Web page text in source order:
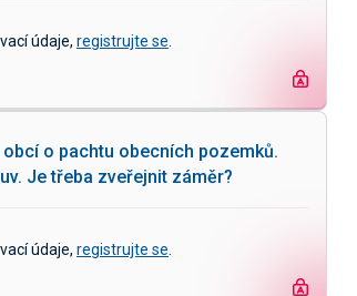
údaje, registrujte se
o pachtu obecních pozemků.
Je třeba zveřejnit záměr?
údaje, registrujte se